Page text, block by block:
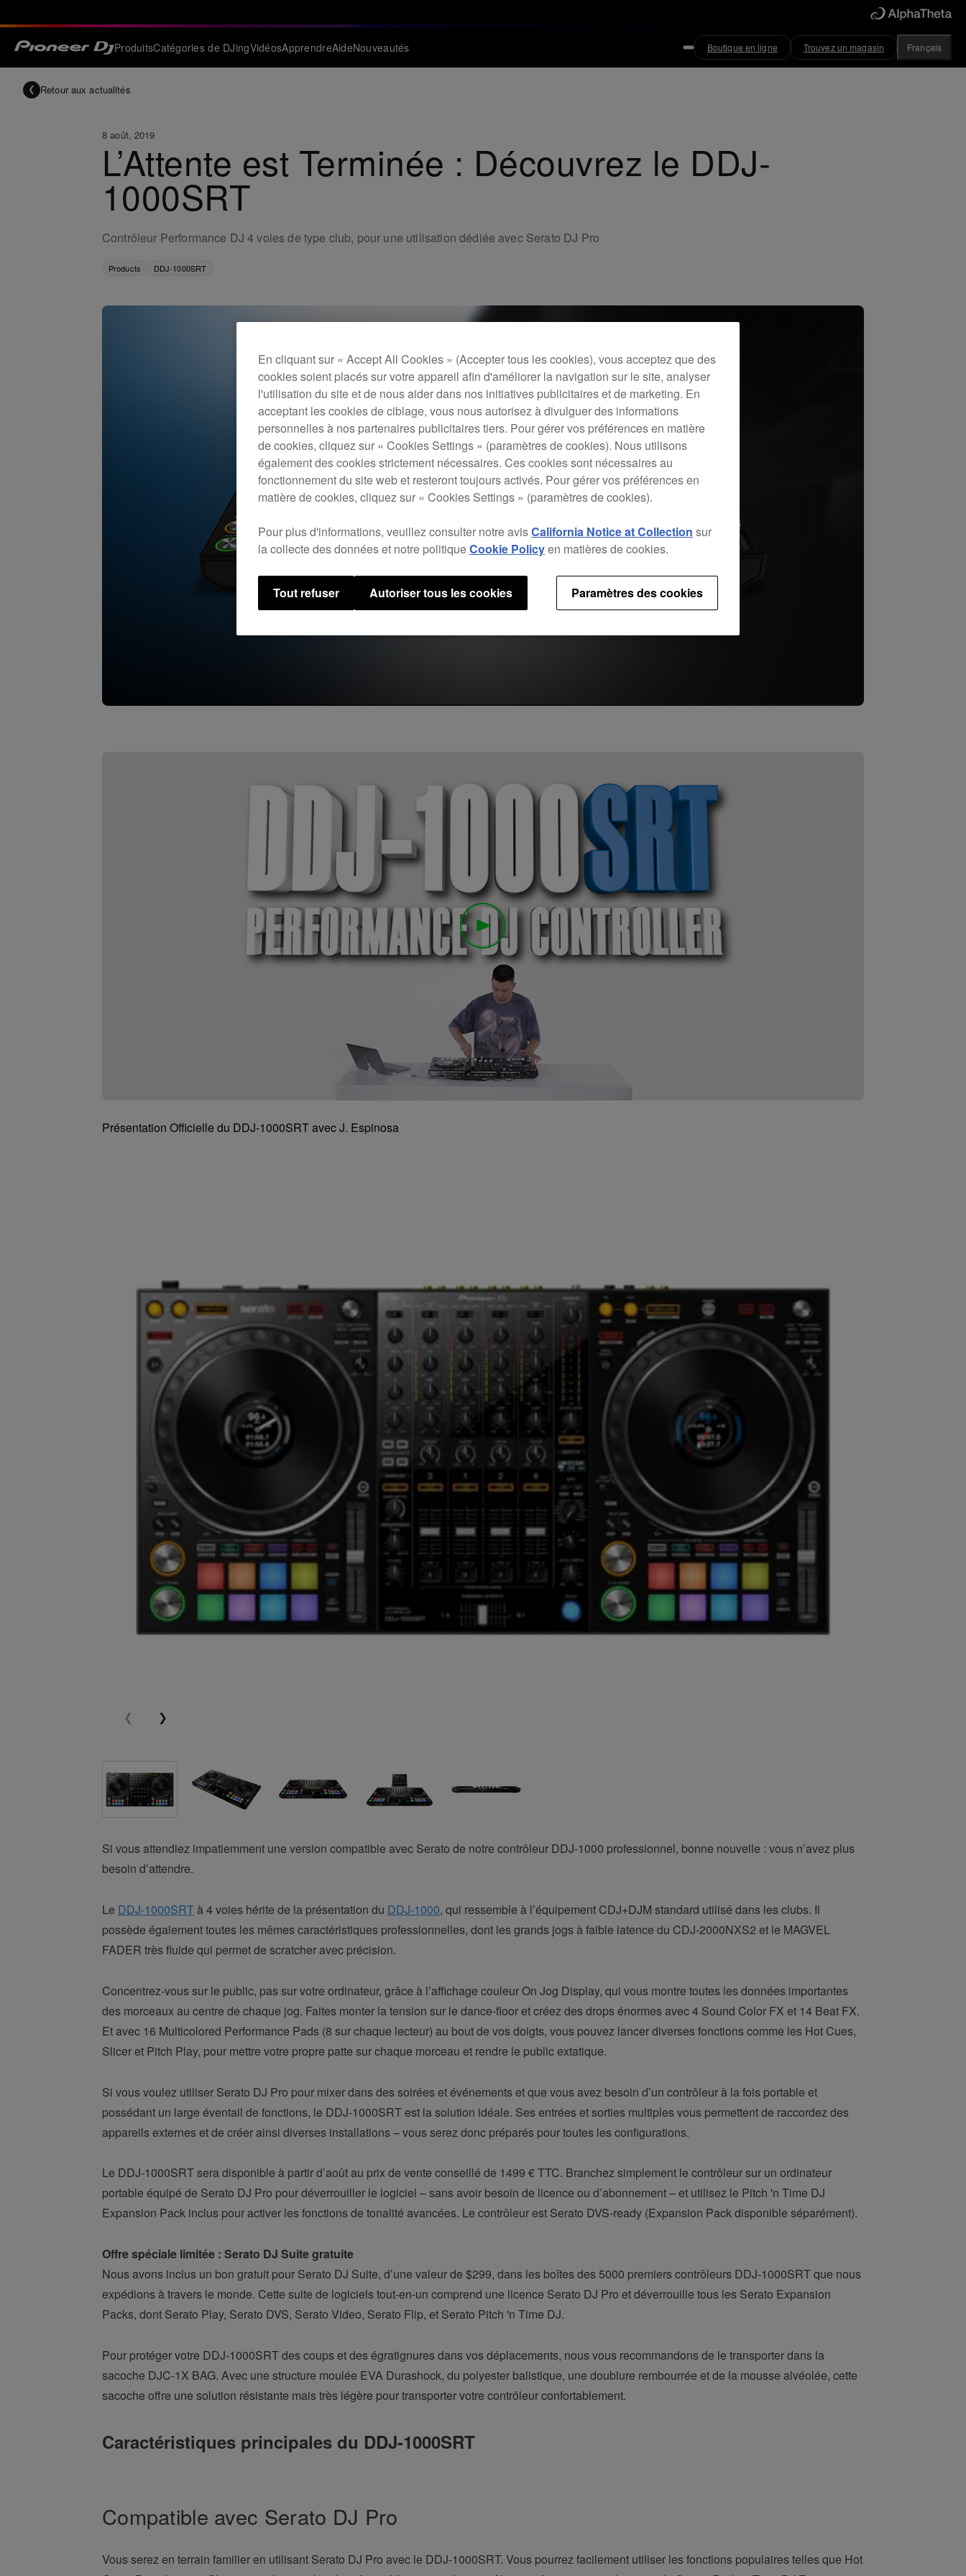
ProduitsCatégories de DJingVidéosApprendreAideNouveautés Boutique en ligne Trouvez un magasin Français
Retour aux actualités
8 août, 2019
L’Attente est Terminée : Découvrez le DDJ-
1000SRT
Contrôleur Performance DJ 4 voies de type club, pour une utilisation dédiée avec Serato DJ Pro
Products DDJ-1000SRT
Présentation Officielle du DDJ-1000SRT avec J. Espinosa
Si vous attendiez impatiemment une version compatible avec Serato de notre contrôleur DDJ-1000 professionnel, bonne nouvelle : vous n’avez plus
besoin d’attendre.
Le DDJ-1000SRTà 4 voies hérite de la présentation du DDJ-1000, qui ressemble à l’équipement CDJ+DJM standard utilisé dans les clubs. Il
possède également toutes les mêmes caractéristiques professionnelles, dont les grands jogs à faible latence du CDJ-2000NXS2 et le MAGVEL
FADER très fluide qui permet de scratcher avec précision.
Concentrez-vous sur le public, pas sur votre ordinateur, grâce à l’affichage couleur On Jog Display, qui vous montre toutes les données importantes
des morceaux au centre de chaque jog. Faites monter la tension sur le dance-floor et créez des drops énormes avec 4 Sound Color FX et 14 Beat FX.
Et avec 16 Multicolored Performance Pads (8 sur chaque lecteur) au bout de vos doigts, vous pouvez lancer diverses fonctions comme les Hot Cues,
Slicer et Pitch Play, pour mettre votre propre patte sur chaque morceau et rendre le public extatique.
Si vous voulez utiliser Serato DJ Pro pour mixer dans des soirées et événements et que vous avez besoin d’un contrôleur à la fois portable et
possédant un large éventail de fonctions, le DDJ-1000SRT est la solution idéale. Ses entrées et sorties multiples vous permettent de raccordez des
appareils externes et de créer ainsi diverses installations – vous serez donc préparés pour toutes les configurations.
Le DDJ-1000SRT sera disponible à partir d’août au prix de vente conseillé de 1499 € TTC. Branchez simplement le contrôleur sur un ordinateur
portable équipé de Serato DJ Pro pour déverrouiller le logiciel – sans avoir besoin de licence ou d’abonnement – et utilisez le Pitch 'n Time DJ
Expansion Pack inclus pour activer les fonctions de tonalité avancées. Le contrôleur est Serato DVS-ready (Expansion Pack disponible séparément).
Offre spéciale limitée : Serato DJ Suite gratuite
Nous avons inclus un bon gratuit pour Serato DJ Suite, d’une valeur de $299, dans les boîtes des 5000 premiers contrôleurs DDJ-1000SRT que nous
expédions à travers le monde. Cette suite de logiciels tout-en-un comprend une licence Serato DJ Pro et déverrouille tous les Serato Expansion
Packs, dont Serato Play, Serato DVS, Serato Video, Serato Flip, et Serato Pitch 'n Time DJ.
Pour protéger votre DDJ-1000SRT des coups et des égratignures dans vos déplacements, nous vous recommandons de le transporter dans la
sacoche DJC-1X BAG. Avec une structure moulée EVA Durashock, du polyester balistique, une doublure rembourrée et de la mousse alvéolée, cette
sacoche offre une solution résistante mais très légère pour transporter votre contrôleur confortablement.
Caractéristiques principales du DDJ-1000SRT
Compatible avec Serato DJ Pro
Vous serez en terrain familier en utilisant Serato DJ Pro avec le DDJ-1000SRT. Vous pourrez facilement utiliser les fonctions populaires telles que Hot
En cliquant sur « Accept All Cookies » (Accepter tous les cookies), vous acceptez que des
cookies soient placés sur votre appareil afin d'améliorer la navigation sur le site, analyser
l'utilisation du site et de nous aider dans nos initiatives publicitaires et de marketing. En
acceptant les cookies de ciblage, vous nous autorisez à divulguer des informations
personnelles à nos partenaires publicitaires tiers. Pour gérer vos préférences en matière
de cookies, cliquez sur « Cookies Settings » (paramètres de cookies). Nous utilisons
également des cookies strictement nécessaires. Ces cookies sont nécessaires au
fonctionnement du site web et resteront toujours activés. Pour gérer vos préférences en
matière de cookies, cliquez sur « Cookies Settings » (paramètres de cookies).
Pour plus d'informations, veuillez consulter notre avisCalifornia Notice at Collection sur
la collecte des données et notre politiqueCookie Policyen matières de cookies.
Paramètres des cookies
Tout refuser Autoriser tous les cookies